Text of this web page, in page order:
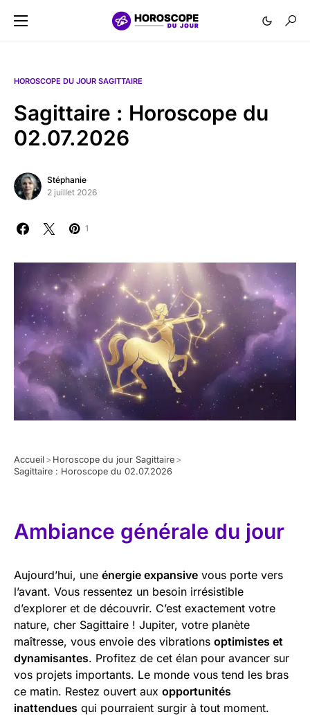
HOROSCOPE DU JOUR SAGITTAIRE
Sagittaire : Horoscope du
02.07.2026
Stéphanie
2 juillet 2026
1
Accueil > Horoscope du jour Sagittaire >
Sagittaire : Horoscope du 02.07.2026
Ambiance générale du jour
Aujourd’hui, une énergie expansive vous porte vers
l’avant. Vous ressentez un besoin irrésistible
d’explorer et de découvrir. C’est exactement votre
nature, cher Sagittaire ! Jupiter, votre planète
maîtresse, vous envoie des vibrations optimistes et
dynamisantes. Profitez de cet élan pour avancer sur
vos projets importants. Le monde vous tend les bras
ce matin. Restez ouvert aux opportunités
inattendues qui pourraient surgir à tout moment.